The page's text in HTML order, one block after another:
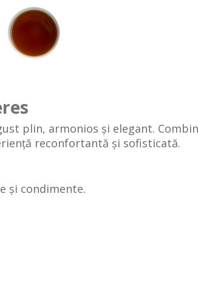
plin, armonios și elegant.
reconfortantă și sofisticată.
și condimente.